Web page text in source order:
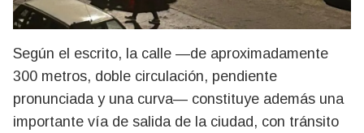
Según el escrito, la calle —de aproximadamente
300 metros, doble circulación, pendiente
pronunciada y una curva— constituye además una
importante vía de salida de la ciudad, con tránsito